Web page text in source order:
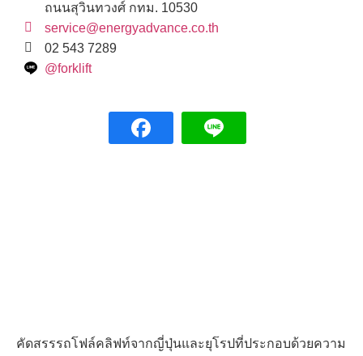
ถนนสุวินทวงศ์ กทม. 10530
service@energyadvance.co.th
02 543 7289
@forklift
คัดสรรรถโฟล์คลิฟท์จากญี่ปุ่นและยุโรปที่ประกอบด้วยความ